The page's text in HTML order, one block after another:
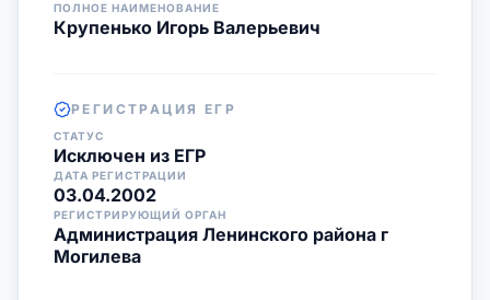
ПОЛНОЕ НАИМЕНОВАНИЕ
Крупенько Игорь Валерьевич
РЕГИСТРАЦИЯ ЕГР
СТАТУС
Исключен из ЕГР
ДАТА РЕГИСТРАЦИИ
03.04.2002
РЕГИСТРИРУЮЩИЙ ОРГАН
Администрация Ленинского района г
Могилева